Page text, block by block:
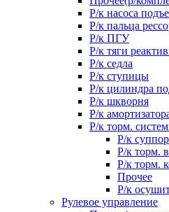
Р/к насоса
Р/к пальца
Р/к ПГУ
Р/к тяги
Р/к седла
Р/к ступицы
Р/к цилиндра
Р/к шкворня
Р/к
Р/к торм.
Р/к
Р/к торм.
Р/к торм.
Прочее
Р/к
Рулевое управление